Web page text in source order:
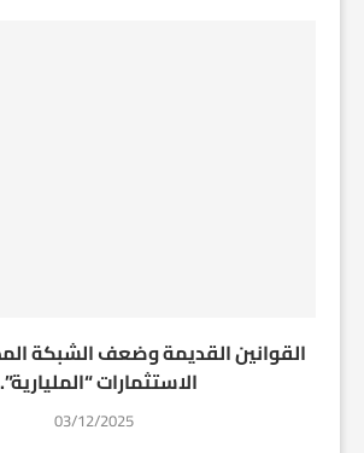
القوانين القديمة وضعف الشبكة
الاستثمارات
03/12/2025